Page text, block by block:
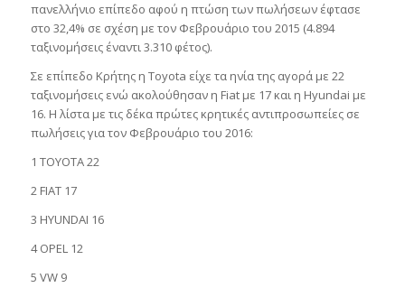
πανελλήνιο επίπεδο αφού η πτώση των πωλήσεων έφτασε
στο 32,4% σε σχέση με τον Φεβρουάριο του 2015 (4.894
ταξινομήσεις έναντι 3.310 φέτος).
Σε επίπεδο Κρήτης η Toyota είχε τα ηνία της αγορά με 22
ταξινομήσεις ενώ ακολούθησαν η Fiat με 17 και η Hyundai με
16. Η λίστα με τις δέκα πρώτες κρητικές αντιπροσωπείες σε
πωλήσεις για τον Φεβρουάριο του 2016:
1 TOYOTA 22
2 FIAT 17
3 HYUNDAI 16
4 OPEL 12
5 VW 9